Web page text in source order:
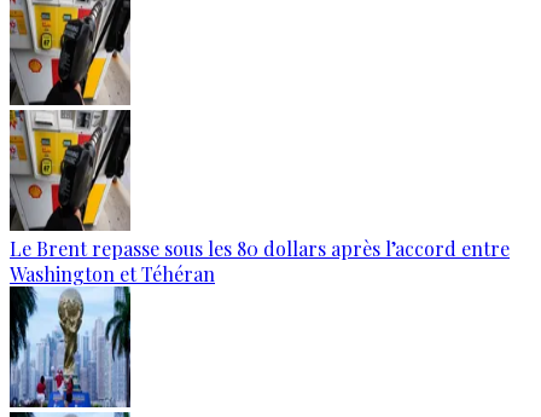
Le Brent repasse sous les 80 dollars après l’accord entre
Washington et Téhéran